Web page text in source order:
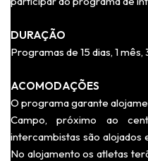
DURAÇÃO
Programas de 15 dias, 1 mês,
ACOMODAÇÕES
O programa garante
Campo, próximo ao
intercambistas são alojados
No alojamento os atletas